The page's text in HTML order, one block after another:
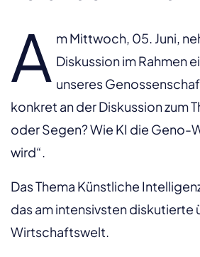
A m Mittwoch, 05. Juni,
Diskussion im Rahmen
unseres
konkret an der Diskussion zum
oder Segen? Wie KI die Geno-
wird“.
Das Thema Künstliche
das am intensivsten diskutierte
Wirtschaftswelt.